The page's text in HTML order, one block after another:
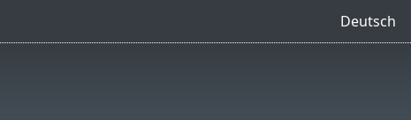
Deutsch